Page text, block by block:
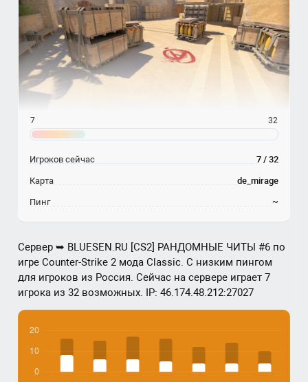
Сервер ➥ BLUESEN.RU [CS2] РАНДОМНЫЕ ЧИТЫ #6 по
игре Counter-Strike 2 мода Classic. С низким пингом
для игроков из Россия. Сейчас на сервере играет 7
игрока из 32 возможных. IP: 46.174.48.212:27027
7 32
Игроков сейчас 7 / 32
Карта de_mirage
Пинг ~